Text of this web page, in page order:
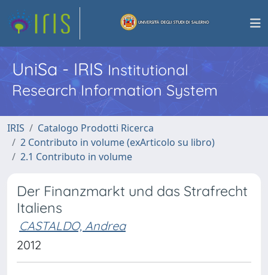
UniSa - IRISInstitutional
Research Information System
IRIS
Catalogo Prodotti Ricerca
2 Contributo in volume (exArticolo su libro)
2.1 Contributo in volume
Der Finanzmarkt und das Strafrecht
Italiens
CASTALDO, Andrea
2012